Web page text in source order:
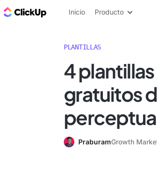
ClickUp Blog
Inicio Producto
PLANTILLAS
4
gratuitos
PraburamGrowth